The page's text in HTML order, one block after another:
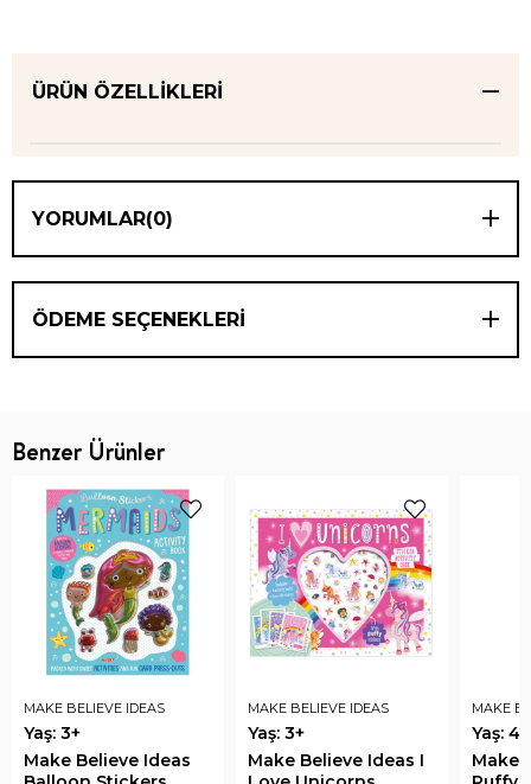
ÜRÜN ÖZELLIKLERI
YORUMLAR(0)
ÖDEME SEÇENEKLERI
Benzer Ürünler
MAKE BELIEVE IDEAS
Yaş: 3+
Make Believe Ideas
MAKE BELIEVE IDEAS
Yaş: 3+
Make Believe Ideas I
MAKE
Yaş: 4+
Make